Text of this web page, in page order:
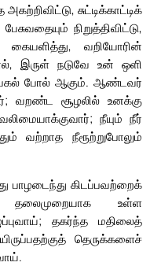
சுட்டிக்காட்டிக்
நிறுத்திவிட்டு,
கையளித்து, வறியோரின்
இருள் நடுவே உன் ஒளி
போல் ஆகும். ஆண்டவர்
வறண்ட சூழலில் உனக்கு
நீயும் நீர்
வற்றாத நீரூற்றுபோலும்
பாழடைந்து கிடப்பவற்றைக்
தலைமுறையாக உள்ள
தகர்ந்த மதிலைத்
தெருக்களைச்